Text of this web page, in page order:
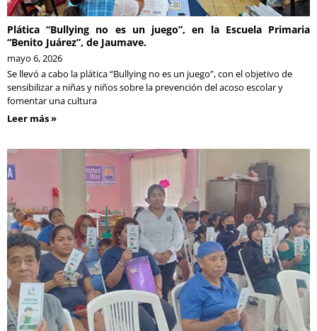
Plática “Bullying no es un juego”, en la Escuela Primaria
“Benito Juárez”, de Jaumave.
mayo 6, 2026
Se llevó a cabo la plática “Bullying no es un juego”, con el objetivo de
sensibilizar a niñas y niños sobre la prevención del acoso escolar y
fomentar una cultura
Leer más »